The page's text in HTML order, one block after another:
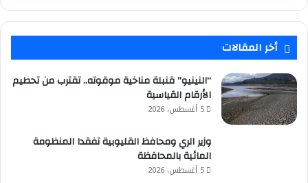
أخر المقالات
“النينيو” قنبلة مناخية موقوته.. تقترب من تحطيم
الأرقام القياسية
5 أغسطس، 2026
وزير الري ومحافظ القليوبية تفقدا المنظومة
المائية بالمحافظة
5 أغسطس، 2026